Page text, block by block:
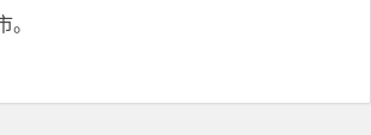
。